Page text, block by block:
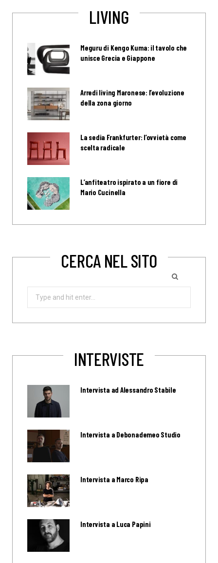
LIVING
Meguru di Kengo Kuma: il tavolo che
unisce Grecia e Giappone
Arredi living Maronese: l’evoluzione
della zona giorno
La sedia Frankfurter: l’ovvietà come
scelta radicale
L’anfiteatro ispirato a un fiore di
Mario Cucinella
CERCA NEL SITO
Search
INTERVISTE
Intervista ad Alessandro Stabile
Intervista a Debonademeo Studio
Intervista a Marco Ripa
Intervista a Luca Papini